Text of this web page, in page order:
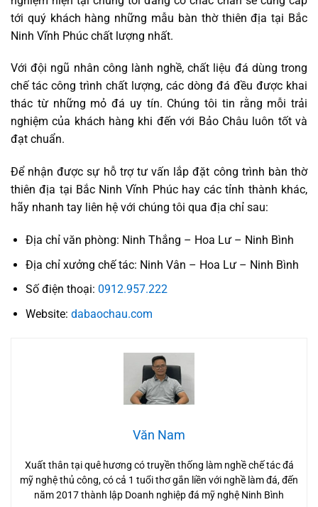
tới quý khách hàng những mẫu bàn thờ thiên địa tại Bắc
Ninh Vĩnh Phúc chất lượng nhất.
Với đội ngũ nhân công lành nghề, chất liệu đá dùng trong
chế tác công trình chất lượng, các dòng đá đều được khai
thác từ những mỏ đá uy tín. Chúng tôi tin rằng mỗi trải
nghiệm của khách hàng khi đến với Bảo Châu luôn tốt và
đạt chuẩn.
Để nhận được sự hỗ trợ tư vấn lắp đặt công trình bàn thờ
thiên địa tại Bắc Ninh Vĩnh Phúc hay các tỉnh thành khác,
hãy nhanh tay liên hệ với chúng tôi qua địa chỉ sau:
Địa chỉ văn phòng: Ninh Thắng – Hoa Lư – Ninh Bình
Địa chỉ xưởng chế tác: Ninh Vân – Hoa Lư – Ninh Bình
Số điện thoại: 0912.957.222
Website: dabaochau.com
Văn Nam
Xuất thân tại quê hương có truyền thống làm nghề chế tác đá
mỹ nghệ thủ công, có cả 1 tuổi thơ gắn liền với nghề làm đá, đến
năm 2017 thành lập Doanh nghiệp đá mỹ nghệ Ninh Bình